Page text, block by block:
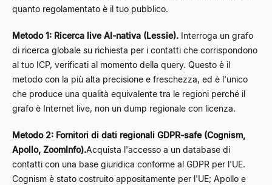
quanto regolamentato è il tuo pubblico.
Metodo 1: Ricerca live AI-nativa (Lessie). Interroga un grafo
di ricerca globale su richiesta per i contatti che corrispondono
al tuo ICP, verificati al momento della query. Questo è il
metodo con la più alta precisione e freschezza, ed è l'unico
che produce una qualità equivalente tra le regioni perché il
grafo è Internet live, non un dump regionale con licenza.
Metodo 2: Fornitori di dati regionali GDPR-safe (Cognism,
Apollo, ZoomInfo).Acquista l'accesso a un database di
contatti con una base giuridica conforme al GDPR per l'UE.
Cognism è stato costruito appositamente per l'UE; Apollo e